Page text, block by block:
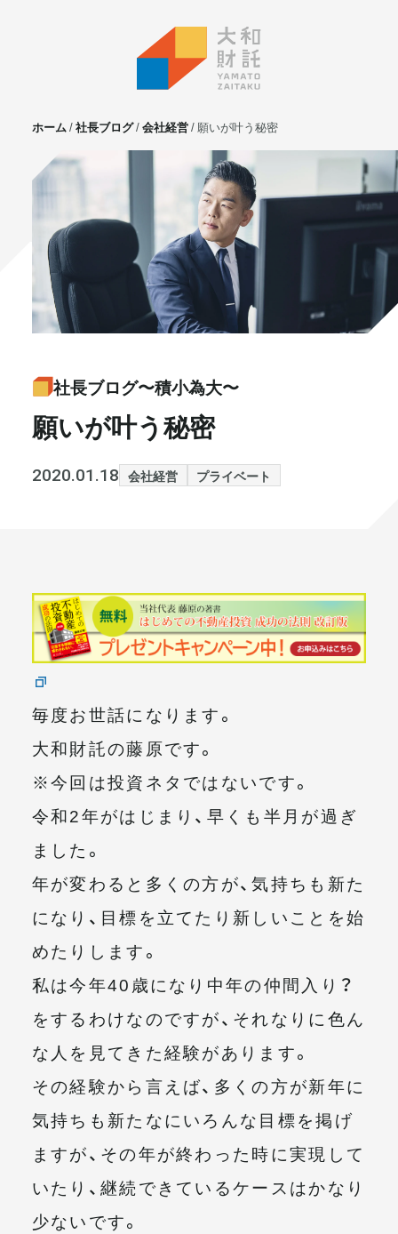
不動産投資
⼟地活⽤
マンション管理
賃貸管理
実需用戸建・マンション
ホテル事業
お客様の声
書籍・メディア
セミナー
会社情報
代表メッセージ
プライベート相談
お知らせ
採⽤情報
まずは無料で相談
メールマガジン
ホーム 社長ブログ 会社経営 願いが叶う秘密
社長ブログ〜積小為大〜
願いが叶う秘密
2020.01.18 会社経営 プライベート
毎度お世話になります。
大和財託の藤原です。
※今回は投資ネタではないです。
令和2年がはじまり、早くも半月が過ぎ
ました。
年が変わると多くの方が、気持ちも新た
になり、目標を立てたり新しいことを始
めたりします。
私は今年40歳になり中年の仲間入り？
をするわけなのですが、それなりに色ん
な人を見てきた経験があります。
その経験から言えば、多くの方が新年に
気持ちも新たなにいろんな目標を掲げ
ますが、その年が終わった時に実現して
いたり、継続できているケースはかなり
少ないです。